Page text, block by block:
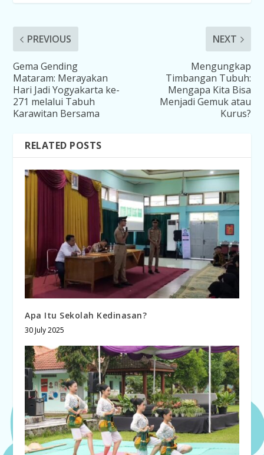
PREVIOUS
Gema Gending
Mataram: Merayakan
Hari Jadi Yogyakarta ke-
271 melalui Tabuh
Karawitan Bersama
NEXT
Mengungkap
Timbangan Tubuh:
Mengapa Kita Bisa
Menjadi Gemuk atau
Kurus?
RELATED POSTS
Apa Itu Sekolah Kedinasan?
30 July 2025